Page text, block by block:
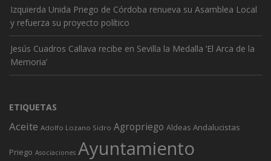
Izquierda Unida Priego de Córdoba renueva su Asamblea Local
y refuerza su proyecto político
Jesús Cuadros Callava recibe en Sevilla la Medalla ‘El Arca de la
Memoria’
ETIQUETAS
Aceite Adolfo Lozano Sidro Agropriego Aldeas Andalucistas
Priego Asociaciones Ayuntamiento